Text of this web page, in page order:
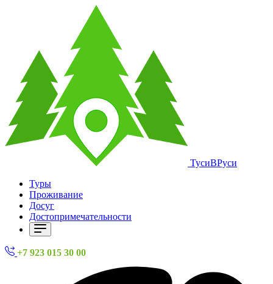
ТусиВРуси
Туры
Проживание
Досуг
Достопримечательности
+7 923 015 30 00